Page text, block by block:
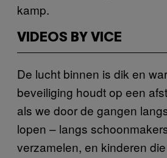
kamp.
VIDEOS BY VICE
De lucht binnen is dik en
beveiliging houdt op een
als we door de gangen
lopen – langs
verzamelen, en kinderen